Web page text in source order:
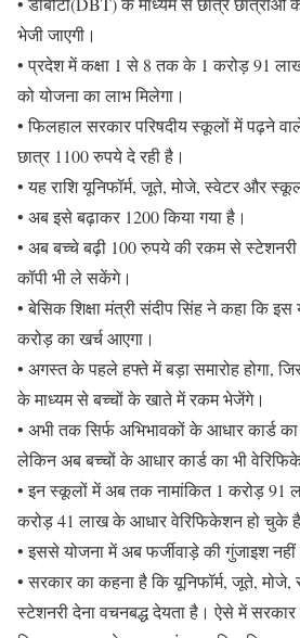
भेजी जाएगी।
• प्रदेश में कक्षा 1 से 8 तक के 1 करोड़ 91
को योजना का लाभ मिलेगा।
• फिलहाल सरकार परिषदीय स्कूलों में पढ़ने
छात्र 1100 रुपये दे रही है।
• यह राशि यूनिफॉर्म, जूते, मोजे, स्वेटर और
• अब इसे बढ़ाकर 1200 किया गया है।
• अब बच्चे बढ़ी 100 रुपये की रकम से स्टेशनरी
कॉपी भी ले सकेंगे।
• बेसिक शिक्षा मंत्री संदीप सिंह ने कहा कि
करोड़ का खर्च आएगा।
• अगस्त के पहले हफ्ते में बड़ा समारोह होगा,
के माध्यम से बच्चों के खाते में रकम भेजेंगे।
• अभी तक सिर्फ अभिभावकों के आधार कार्ड
लेकिन अब बच्चों के आधार कार्ड का भी
• इन स्कूलों में अब तक नामांकित 1 करोड़ 91
करोड़ 41 लाख के आधार वेरिफिकेशन हो चुके
• इससे योजना में अब फर्जीवाड़े की गुंजाइश नहीं
• सरकार का कहना है कि यूनिफॉर्म, जूते,
स्टेशनरी देना वचनबद्ध देयता है। ऐसे में